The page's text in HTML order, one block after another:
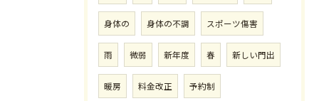
身体の 身体の不調 スポーツ傷害
雨 微弱 新年度 春 新しい門出
暖房 料金改正 予約制